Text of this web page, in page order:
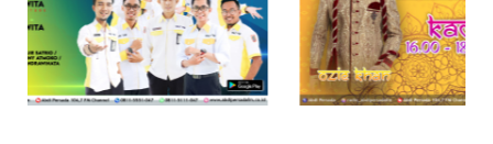
//2